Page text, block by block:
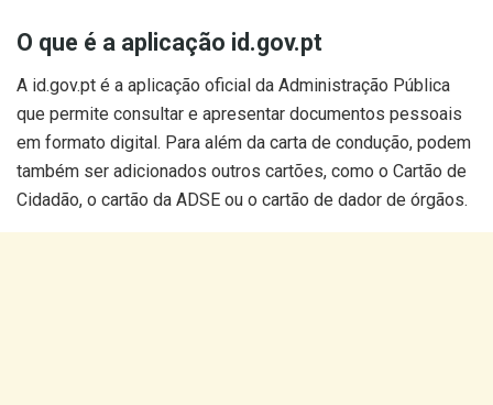
O que é a aplicação id.gov.pt
A id.gov.pt é a aplicação oficial da Administração Pública
que permite consultar e apresentar documentos pessoais
em formato digital. Para além da carta de condução, podem
também ser adicionados outros cartões, como o Cartão de
Cidadão, o cartão da ADSE ou o cartão de dador de órgãos.